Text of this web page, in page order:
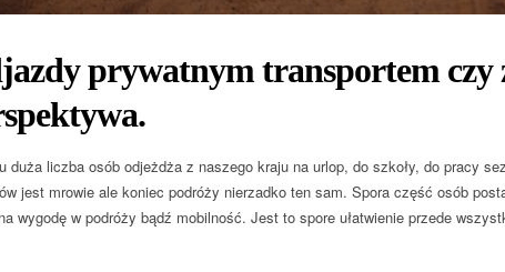
prywatnym transportem czy
duża liczba osób odjeżdża z naszego kraju na urlop, do szkoły, do pracy
jest mrowie ale koniec podróży nierzadko ten sam. Spora część osób
wygodę w podróży bądź mobilność. Jest to spore ułatwienie przede